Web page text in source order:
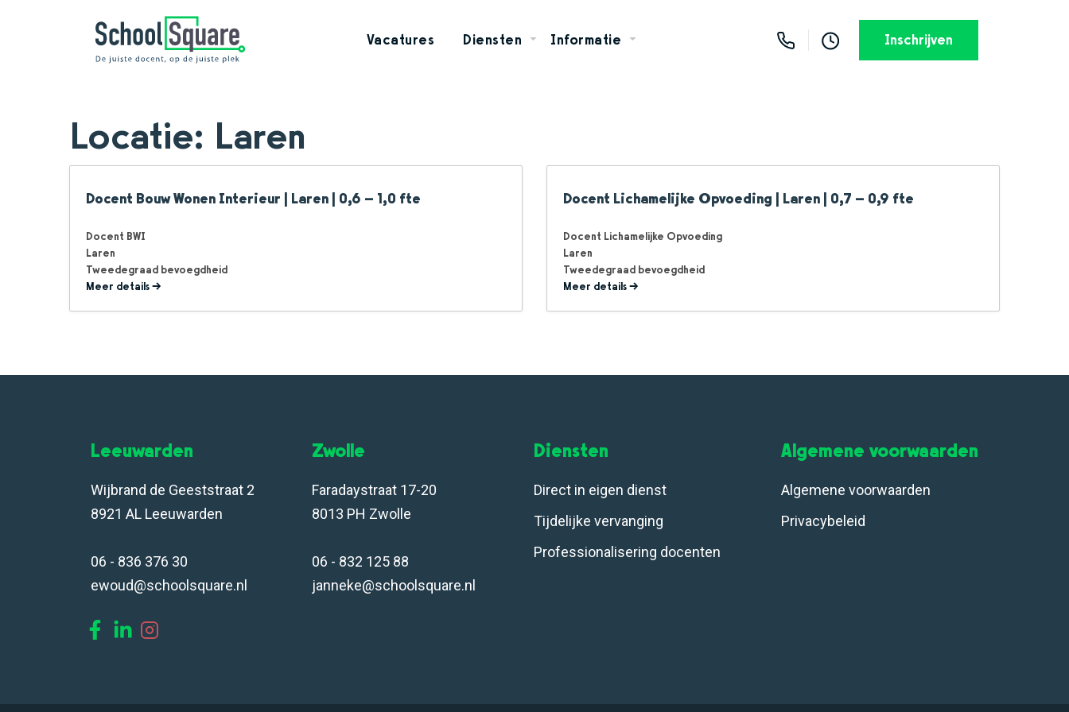
Vacatures Diensten Informatie Inschrijven
Locatie: Laren
Docent Bouw Wonen Interieur | Laren | 0,6 – 1,0 fte
Docent BWI
Laren
Tweedegraad bevoegdheid
Meer details
Docent Lichamelijke Opvoeding | Laren | 0,7 – 0,9 fte
Docent Lichamelijke Opvoeding
Laren
Tweedegraad bevoegdheid
Meer details
Leeuwarden
Wijbrand de Geeststraat 2
8921 AL Leeuwarden
06 - 836 376 30
ewoud@schoolsquare.nl
Zwolle
Faradaystraat 17-20
8013 PH Zwolle
06 - 832 125 88
janneke@schoolsquare.nl
Diensten
Direct in eigen dienst
Tijdelijke vervanging
Professionalisering docenten
Algemene voorwaarden
Algemene voorwaarden
Privacybeleid